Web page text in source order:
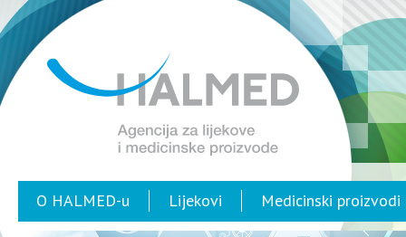
O HALMED-u Lijekovi Medicinski proizvodi